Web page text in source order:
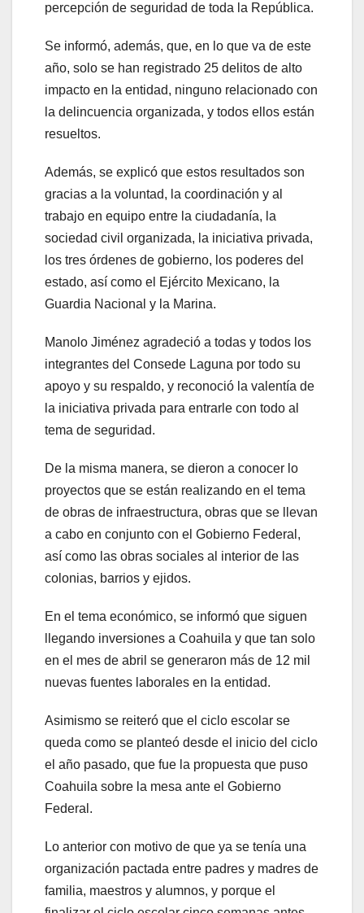
percepción de seguridad de toda la República.
Se informó, además, que, en lo que va de este
año, solo se han registrado 25 delitos de alto
impacto en la entidad, ninguno relacionado con
la delincuencia organizada, y todos ellos están
resueltos.
Además, se explicó que estos resultados son
gracias a la voluntad, la coordinación y al
trabajo en equipo entre la ciudadanía, la
sociedad civil organizada, la iniciativa privada,
los tres órdenes de gobierno, los poderes del
estado, así como el Ejército Mexicano, la
Guardia Nacional y la Marina.
Manolo Jiménez agradeció a todas y todos los
integrantes del Consede Laguna por todo su
apoyo y su respaldo, y reconoció la valentía de
la iniciativa privada para entrarle con todo al
tema de seguridad.
De la misma manera, se dieron a conocer lo
proyectos que se están realizando en el tema
de obras de infraestructura, obras que se llevan
a cabo en conjunto con el Gobierno Federal,
así como las obras sociales al interior de las
colonias, barrios y ejidos.
En el tema económico, se informó que siguen
llegando inversiones a Coahuila y que tan solo
en el mes de abril se generaron más de 12 mil
nuevas fuentes laborales en la entidad.
Asimismo se reiteró que el ciclo escolar se
queda como se planteó desde el inicio del ciclo
el año pasado, que fue la propuesta que puso
Coahuila sobre la mesa ante el Gobierno
Federal.
Lo anterior con motivo de que ya se tenía una
organización pactada entre padres y madres de
familia, maestros y alumnos, y porque el